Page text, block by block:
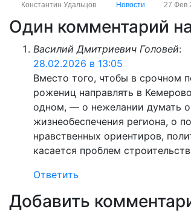
Константин Удальцов Новости 27 Фев
Один комментарий
Василий Дмитриевич Головей:
28.02.2026 в 13:05
Вместо того, чтобы в срочном
рожениц направлять в
одном, — о нежелании думать
жизнеобеспечения региона, о
нравственных ориентиров,
касается проблем
Ответить
Добавить